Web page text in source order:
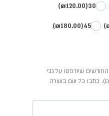
30
(₪120.00)
45
(₪180.00)
שיודפסו על גבי
כתבו כל שם בשורה